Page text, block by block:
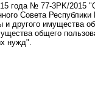
года № 77-3PK/2015
Совета
другого имущества
общего
нужд".